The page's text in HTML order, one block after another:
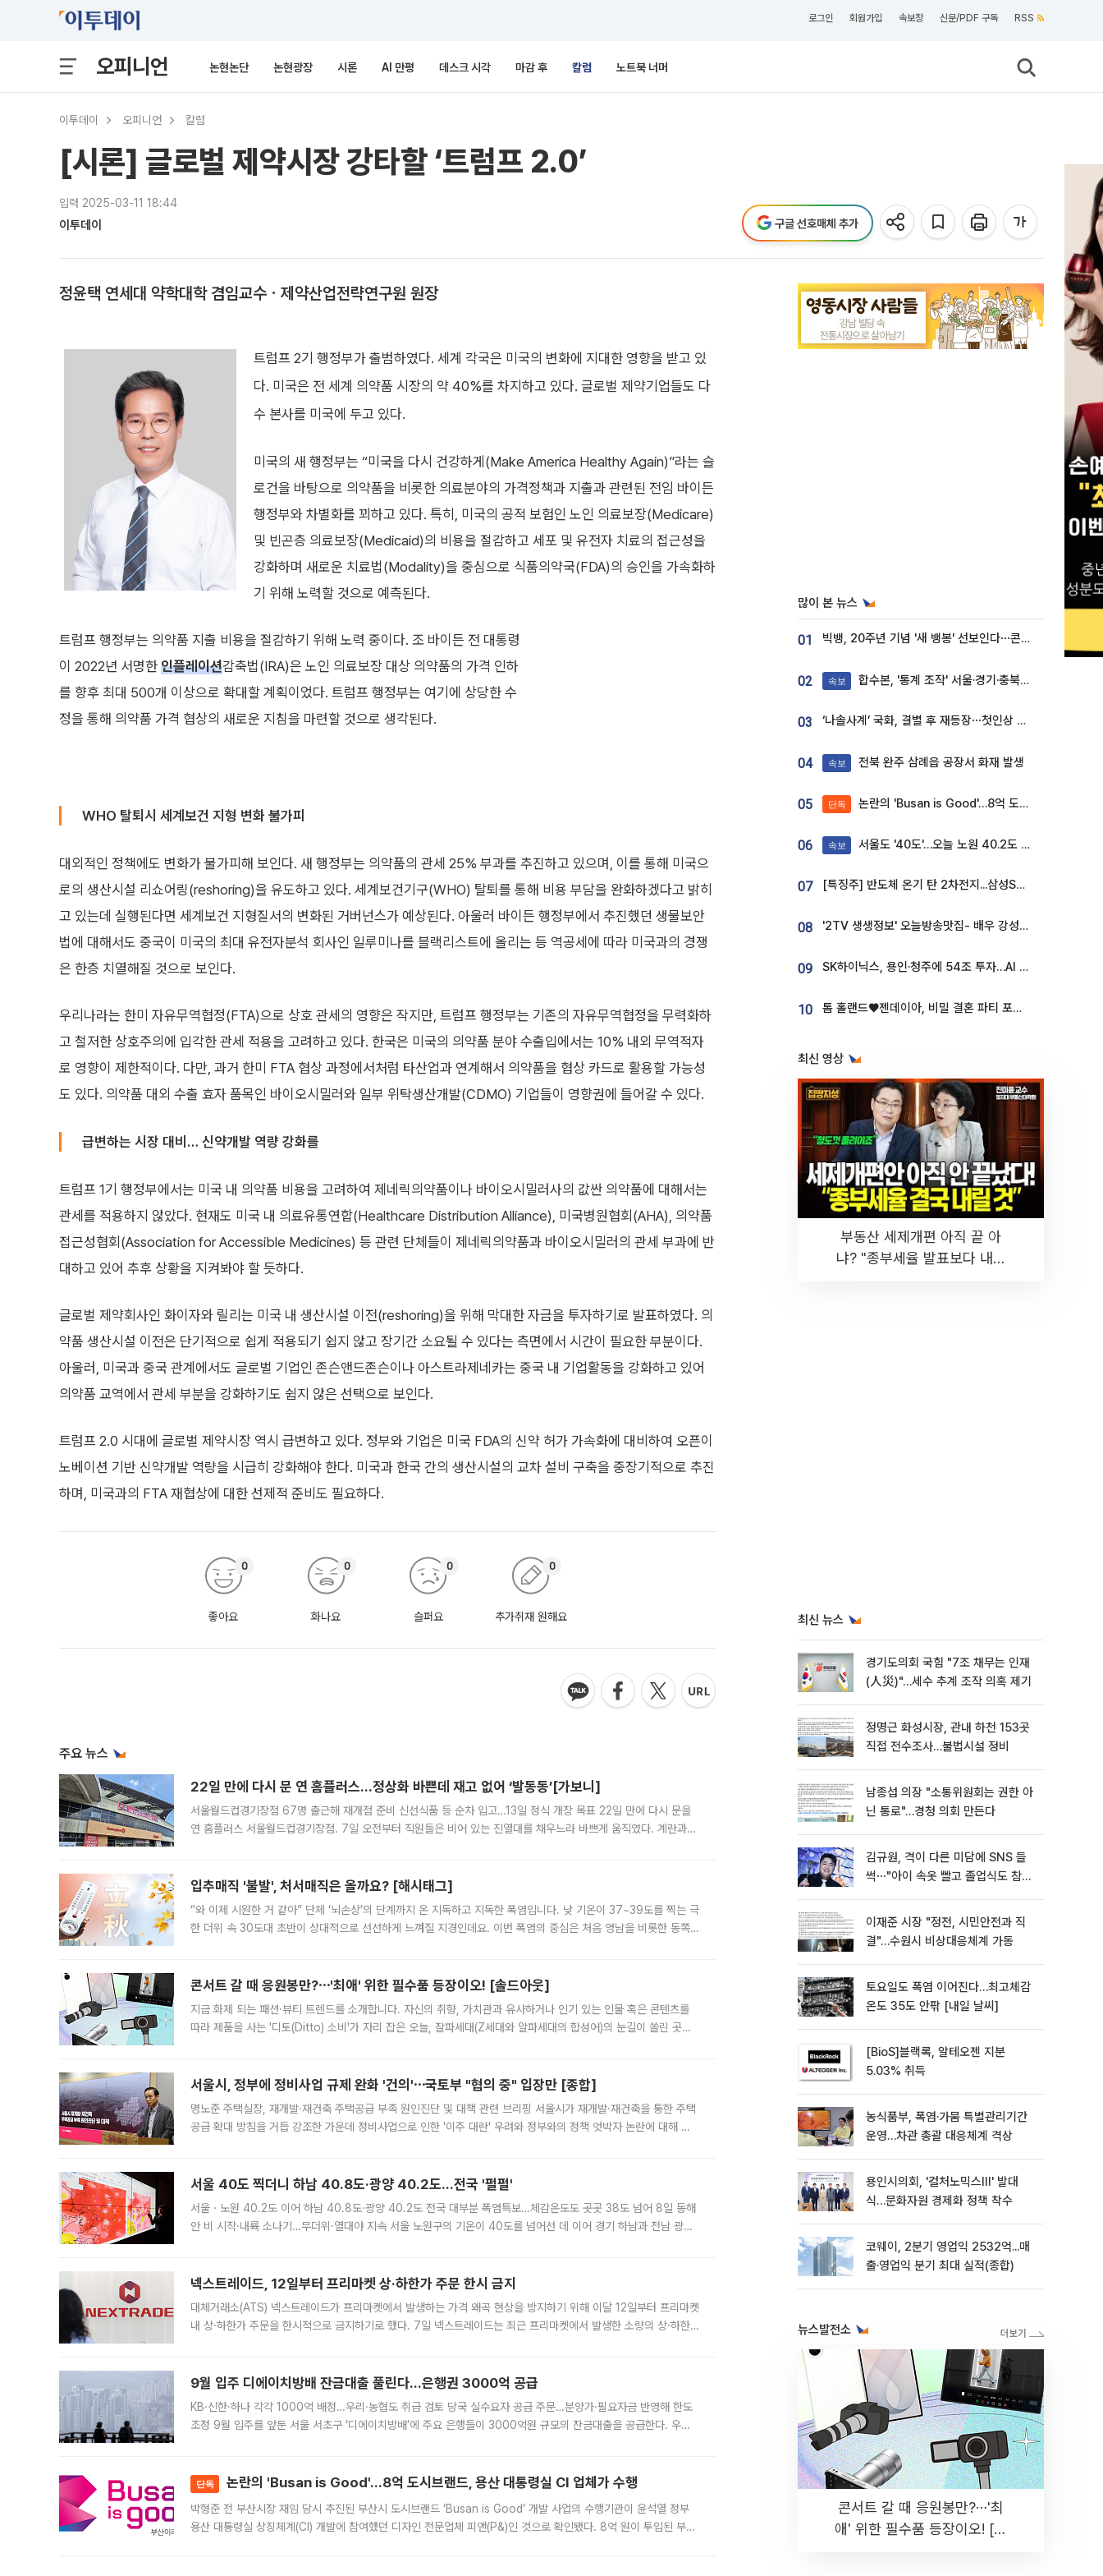
로그인 회원가입 속보창 신문/PDF 구독 RSS
오피니언 논현논단 논현광장 시론 AI 만평 데스크 시각 마감 후 칼럼 노트북 너머
이투데이 오피니언 칼럼
[시론] 글로벌 제약시장 강타할 ‘트럼프 2.0’
입력 2025-03-11 18:44
이투데이 구글 선호매체 추가
정윤택 연세대 약학대학 겸임교수ㆍ제약산업전략연구원 원장
트럼프 2기 행정부가 출범하였다. 세계 각국은 미국의 변화에 지대한 영향을 받고 있
다. 미국은 전 세계 의약품 시장의 약 40%를 차지하고 있다. 글로벌 제약기업들도 다
수 본사를 미국에 두고 있다.
미국의 새 행정부는 “미국을 다시 건강하게(Make America Healthy Again)”라는 슬
로건을 바탕으로 의약품을 비롯한 의료분야의 가격정책과 지출과 관련된 전임 바이든
행정부와 차별화를 꾀하고 있다. 특히, 미국의 공적 보험인 노인 의료보장(Medicare)
및 빈곤층 의료보장(Medicaid)의 비용을 절감하고 세포 및 유전자 치료의 접근성을
강화하며 새로운 치료법(Modality)을 중심으로 식품의약국(FDA)의 승인을 가속화하
기 위해 노력할 것으로 예측된다.
트럼프 행정부는 의약품 지출 비용을 절감하기 위해 노력 중이다. 조 바이든 전 대통령
이 2022년 서명한 인플레이션감축법(IRA)은 노인 의료보장 대상 의약품의 가격 인하
를 향후 최대 500개 이상으로 확대할 계획이었다. 트럼프 행정부는 여기에 상당한 수
정을 통해 의약품 가격 협상의 새로운 지침을 마련할 것으로 생각된다.
WHO 탈퇴시 세계보건 지형 변화 불가피
대외적인 정책에도 변화가 불가피해 보인다. 새 행정부는 의약품의 관세 25% 부과를 추진하고 있으며, 이를 통해 미국으
로의 생산시설 리쇼어링(reshoring)을 유도하고 있다. 세계보건기구(WHO) 탈퇴를 통해 비용 부담을 완화하겠다고 밝히
고 있는데 실행된다면 세계보건 지형질서의 변화된 거버넌스가 예상된다. 아울러 바이든 행정부에서 추진했던 생물보안
법에 대해서도 중국이 미국의 최대 유전자분석 회사인 일루미나를 블랙리스트에 올리는 등 역공세에 따라 미국과의 경쟁
은 한층 치열해질 것으로 보인다.
우리나라는 한미 자유무역협정(FTA)으로 상호 관세의 영향은 작지만, 트럼프 행정부는 기존의 자유무역협정을 무력화하
고 철저한 상호주의에 입각한 관세 적용을 고려하고 있다. 한국은 미국의 의약품 분야 수출입에서는 10% 내외 무역적자
로 영향이 제한적이다. 다만, 과거 한미 FTA 협상 과정에서처럼 타산업과 연계해서 의약품을 협상 카드로 활용할 가능성
도 있다. 의약품 대외 수출 효자 품목인 바이오시밀러와 일부 위탁생산개발(CDMO) 기업들이 영향권에 들어갈 수 있다.
급변하는 시장 대비… 신약개발 역량 강화를
트럼프 1기 행정부에서는 미국 내 의약품 비용을 고려하여 제네릭의약품이나 바이오시밀러사의 값싼 의약품에 대해서는
관세를 적용하지 않았다. 현재도 미국 내 의료유통연합(Healthcare Distribution Alliance), 미국병원협회(AHA), 의약품
접근성협회(Association for Accessible Medicines) 등 관련 단체들이 제네릭의약품과 바이오시밀러의 관세 부과에 반
대하고 있어 추후 상황을 지켜봐야 할 듯하다.
글로벌 제약회사인 화이자와 릴리는 미국 내 생산시설 이전(reshoring)을 위해 막대한 자금을 투자하기로 발표하였다. 의
약품 생산시설 이전은 단기적으로 쉽게 적용되기 쉽지 않고 장기간 소요될 수 있다는 측면에서 시간이 필요한 부분이다.
아울러, 미국과 중국 관계에서도 글로벌 기업인 존슨앤드존슨이나 아스트라제네카는 중국 내 기업활동을 강화하고 있어
의약품 교역에서 관세 부분을 강화하기도 쉽지 않은 선택으로 보인다.
트럼프 2.0 시대에 글로벌 제약시장 역시 급변하고 있다. 정부와 기업은 미국 FDA의 신약 허가 가속화에 대비하여 오픈이
노베이션 기반 신약개발 역량을 시급히 강화해야 한다. 미국과 한국 간의 생산시설의 교차 설비 구축을 중장기적으로 추진
하며, 미국과의 FTA 재협상에 대한 선제적 준비도 필요하다.
좋아요
0
화나요
0
슬퍼요
0
추가취재 원해요
0
주요 뉴스
22일 만에 다시 문 연 홈플러스…정상화 바쁜데 재고 없어 ‘발동동’[가보니]
서울월드컵경기장점 67명 출근해 재개점 준비 신선식품 등 순차 입고…13일 정식 개장 목표 22일 만에 다시 문을
연 홈플러스 서울월드컵경기장점. 7일 오전부터 직원들은 비어 있는 진열대를 채우느라 바쁘게 움직였다. 계란과
입추매직 '불발', 처서매직은 올까요? [해시태그]
“와 이제 시원한 거 같아” 단체 ‘뇌손상’의 단계까지 온 지독하고 지독한 폭염입니다. 낮 기온이 37~39도를 찍는 극
한 더위 속 30도대 초반이 상대적으로 선선하게 느껴질 지경인데요. 이번 폭염의 중심은 처음 영남을 비롯한 동쪽
콘서트 갈 때 응원봉만?⋯'최애' 위한 필수품 등장이오! [솔드아웃]
지금 화제 되는 패션·뷰티 트렌드를 소개합니다. 자신의 취향, 가치관과 유사하거나 인기 있는 인물 혹은 콘텐츠를
따라 제품을 사는 '디토(Ditto) 소비'가 자리 잡은 오늘, 잘파세대(Z세대와 알파세대의 합성어)의 눈길이 쏠린 곳은
서울시, 정부에 정비사업 규제 완화 '건의'⋯국토부 "협의 중" 입장만 [종합]
명노준 주택실장, 재개발·재건축 주택공급 부족 원인진단 및 대책 관련 브리핑 서울시가 재개발·재건축을 통한 주택
공급 확대 방침을 거듭 강조한 가운데 정비사업으로 인한 '이주 대란' 우려와 정부와의 정책 엇박자 논란에 대해 정
서울 40도 찍더니 하남 40.8도·광양 40.2도…전국 '펄펄'
서울ㆍ노원 40.2도 이어 하남 40.8도·광양 40.2도 전국 대부분 폭염특보…체감온도도 곳곳 38도 넘어 8일 동해
안 비 시작·내륙 소나기…무더위·열대야 지속 서울 노원구의 기온이 40도를 넘어선 데 이어 경기 하남과 전남 광양
넥스트레이드, 12일부터 프리마켓 상·하한가 주문 한시 금지
대체거래소(ATS) 넥스트레이드가 프리마켓에서 발생하는 가격 왜곡 현상을 방지하기 위해 이달 12일부터 프리마켓
내 상·하한가 주문을 한시적으로 금지하기로 했다. 7일 넥스트레이드는 최근 프리마켓에서 발생한 소량의 상·하한
9월 입주 디에이치방배 잔금대출 풀린다…은행권 3000억 공급
KB·신한·하나 각각 1000억 배정…우리·농협도 취급 검토 당국 실수요자 공급 주문…분양가·필요자금 반영해 한도
조정 9월 입주를 앞둔 서울 서초구 ‘디에이치방배’에 주요 은행들이 3000억원 규모의 잔금대출을 공급한다. 우리
단독 논란의 'Busan is Good'…8억 도시브랜드, 용산 대통령실 CI 업체가 수행
박형준 전 부산시장 재임 당시 추진된 부산시 도시브랜드 ‘Busan is Good’ 개발 사업의 수행기관이 윤석열 정부
용산 대통령실 상징체계(CI) 개발에 참여했던 디자인 전문업체 피앤(P&)인 것으로 확인됐다. 8억 원이 투입된 부산
많이 본 뉴스
01 빅뱅, 20주년 기념 '새 뱅봉' 선보인다⋯콘서트 앞두고 팝업 개최
02 속보 합수본, '통계 조작' 서울·경기·충북 선관위 등 추가 압수수색
03 ‘나솔사계’ 국화, 결별 후 재등장⋯첫인상 투표 휩쓸고 ‘인기녀’ 등극
04 속보 전북 완주 삼례읍 공장서 화재 발생
05 단독 논란의 'Busan is Good'…8억 도시브랜드, 용산 대통령실 CI 업체가 수행
06 속보 서울도 '40도'…오늘 노원 40.2도 기록
07 [특징주] 반도체 온기 탄 2차전지...삼성SDI, 장 초반 7% 넘게 껑충
08 '2TV 생생정보' 오늘방송맛집- 배우 강성진 단골! 쌀국수ㆍ푸팟퐁 커리 맛집 '블○○○'
09 SK하이닉스, 용인·청주에 54조 투자…AI 메모리 생산기지 키운다
10 톰 홀랜드♥젠데이아, 비밀 결혼 파티 포착⋯호텔 대관비만 9억
최신 영상
부동산 세제개편 아직 끝 아
냐? "종부세율 발표보다 내릴
최신 뉴스
경기도의회 국힘 "7조 채무는 인재
(人災)"…세수 추계 조작 의혹 제기
정명근 화성시장, 관내 하천 153곳
직접 전수조사…불법시설 정비
남종섭 의장 "소통위원회는 권한 아
닌 통로"…경청 의회 만든다
김규원, 격이 다른 미담에 SNS 들
썩⋯"아이 속옷 빨고 졸업식도 참
이재준 시장 "정전, 시민안전과 직
결"…수원시 비상대응체계 가동
토요일도 폭염 이어진다…최고체감
온도 35도 안팎 [내일 날씨]
[BioS]블랙록, 알테오젠 지분
5.03% 취득
농식품부, 폭염·가뭄 특별관리기간
운영…차관 총괄 대응체계 격상
용인시의회, '컬처노믹스Ⅲ' 발대
식…문화자원 경제화 정책 착수
코웨이, 2분기 영업익 2532억...매
출·영업익 분기 최대 실적(종합)
뉴스발전소
콘서트 갈 때 응원봉만?⋯'최
애' 위한 필수품 등장이오! [솔